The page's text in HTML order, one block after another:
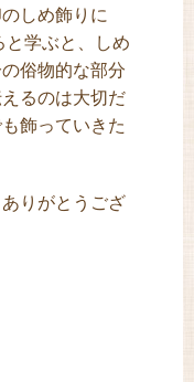
しめ飾りに
と学ぶと、しめ
俗物的な部分
るのは大切だ
飾っていきた
りがとうござ